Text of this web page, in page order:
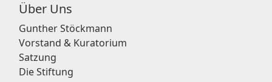
Über Uns
Gunther Stöckmann
Vorstand & Kuratorium
Satzung
Die Stiftung